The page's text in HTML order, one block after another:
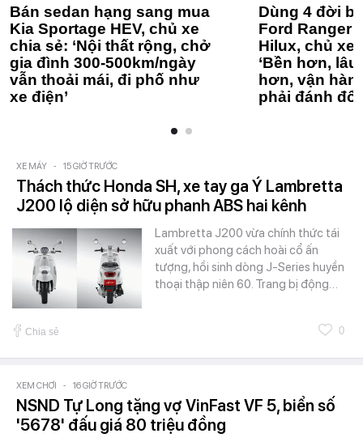
Bán sedan hạng sang mua
Kia Sportage HEV, chủ xe
chia sẻ: ‘Nội thất rộng, chở
gia đình 300-500km/ngày
vẫn thoải mái, đi phố như
xe điện’
Dùng 4 đời
Ford Ranger
Hilux, chủ xe
‘Bền hơn,
hơn, vận
phải đánh
XE MÁY - 15 GIỜ TRƯỚC
Thách thức Honda SH, xe tay ga Ý Lambretta
J200 lộ diện sở hữu phanh ABS hai kênh
Lambretta J200 vừa chính thức tái
xuất với phong cách hoài cổ ấn
tượng, hồi sinh dòng J-Series huyền
thoại thập niên 60. Trang bị động…
Chia sẻ 0
XEM CHƠI - 16 GIỜ TRƯỚC
NSND Tự Long tặng vợ VinFast VF 5, biển số
'5678' đấu giá 80 triệu đồng